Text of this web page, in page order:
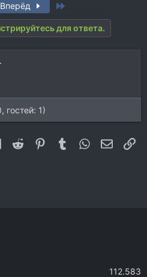
Вперёд
для ответа.
гостей: 1)
LinkedIn
Reddit Pinterest
Tumblr WhatsApp
112.583